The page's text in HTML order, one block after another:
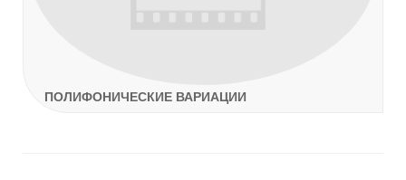
ПОЛИФОНИЧЕСКИЕ ВАРИАЦИИ